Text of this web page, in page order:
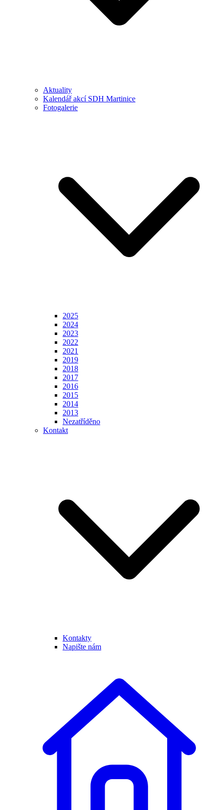
Aktuality
Kalendář akcí SDH Martinice
Fotogalerie
2025
2024
2023
2022
2021
2019
2018
2017
2016
2015
2014
2013
Nezatříděno
Kontakt
Kontakty
Napište nám